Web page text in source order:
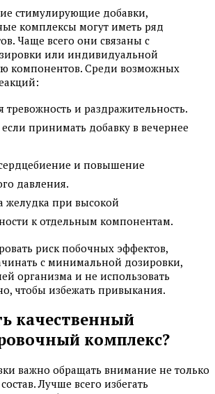
стимулирующие добавки,
комплексы могут иметь ряд
Чаще всего они связаны с
или индивидуальной
компонентов. Среди возможных
и раздражительность.
принимать добавку в вечернее
и повышение
давления.
желудка при высокой
к отдельным компонентам.
риск побочных эффектов,
с минимальной дозировки,
организма и не использовать
чтобы избежать привыкания.
качественный
комплекс?
важно обращать внимание не только
Лучше всего избегать